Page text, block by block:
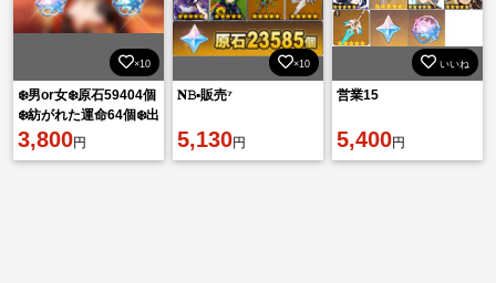
×10
❄️男or女❄️原石59404個
❄️紡がれた運命64個❄️出
会いの縁135個
❄️❄️❄️❄️❄️❄️
3,800円
×10
𝐍𝙱▪︎販売⁷
5,130円
いいね
営業15
5,400円